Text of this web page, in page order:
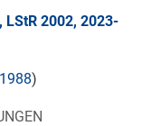
LStR 2002, 2023-
)